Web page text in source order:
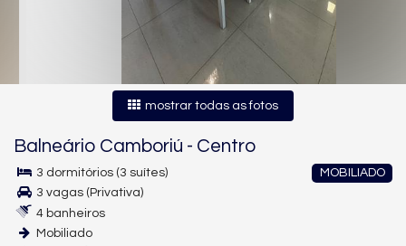
mostrar todas as fotos
Balneário Camboriú - Centro
MOBILIADO
3 dormitórios (3 suítes)
3 vagas (Privativa)
4 banheiros
Mobiliado